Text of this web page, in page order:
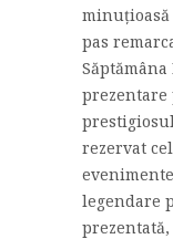
pas
prezentare
rezervat
legendare